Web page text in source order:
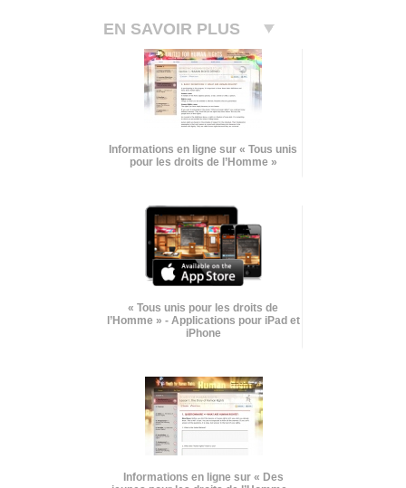
EN SAVOIR PLUS
Informations en ligne sur « Tous unis
pour les droits de l’Homme »
« Tous unis pour les droits de
l’Homme » - Applications pour iPad et
iPhone
Informations en ligne sur « Des